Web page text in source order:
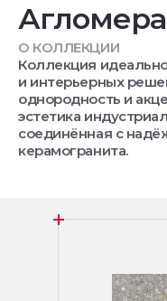
О КОЛЛЕКЦИИ
Коллекция
и интерьерных
однородность и
эстетика
соединённая с
керамогранита.